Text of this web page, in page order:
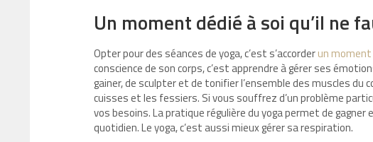
Un moment dédié à soi qu’il ne
Opter pour des séances de yoga, c’est s’accorderun
conscience de son corps, c’est apprendre à gérer ses
gainer, de sculpter et de tonifier l’ensemble des muscles
cuisses et les fessiers. Si vous souffrez d’un problème
vos besoins. La pratique régulière du yoga permet de gagner
quotidien. Le yoga, c’est aussi mieux gérer sa respiration.